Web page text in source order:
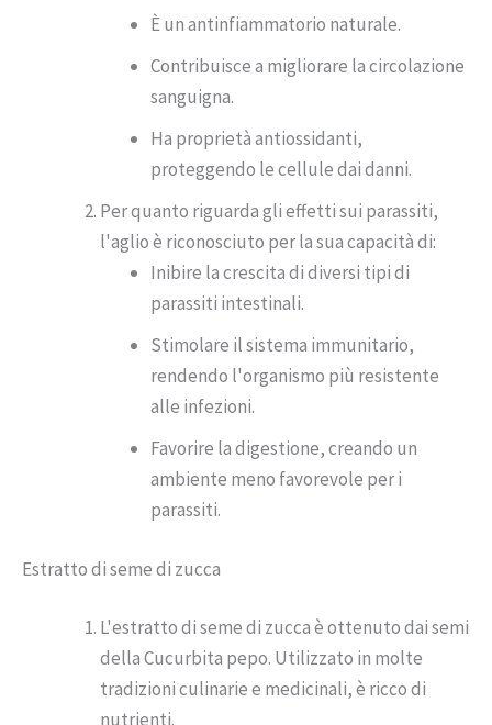
È un antinfiammatorio naturale.
Contribuisce a migliorare la circolazione
sanguigna.
Ha proprietà antiossidanti,
proteggendo le cellule dai danni.
Per quanto riguarda gli effetti sui parassiti,
l'aglio è riconosciuto per la sua capacità di:
Inibire la crescita di diversi tipi di
parassiti intestinali.
Stimolare il sistema immunitario,
rendendo l'organismo più resistente
alle infezioni.
Favorire la digestione, creando un
ambiente meno favorevole per i
parassiti.
Estratto di seme di zucca
L'estratto di seme di zucca è ottenuto dai semi
della Cucurbita pepo. Utilizzato in molte
tradizioni culinarie e medicinali, è ricco di
nutrienti.